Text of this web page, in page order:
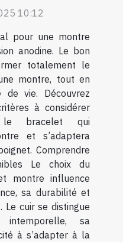
10:12
pour une montre
anodine. Le bon
totalement le
montre, tout en
de vie. Découvrez
à considérer
le bracelet qui
et s’adaptera
Comprendre
Le choix du
montre influence
sa durabilité et
Le cuir se distingue
sa
à s’adapter à la